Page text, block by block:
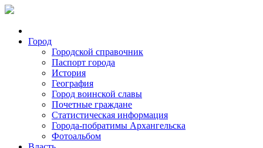
Город
Городской справочник
Паспорт города
История
География
Город воинской славы
Почетные граждане
Статистическая информация
Города-побратимы Архангельска
Фотоальбом